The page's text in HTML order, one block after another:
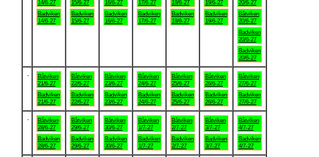
14/6-27
Badviken
14/6-27
15/6-27
Badviken
15/6-27
16/6-27
Badviken
16/6-27
17/6-27
Badviken
17/6-27
18/6-27
Badviken
18/6-27
19/6-27
Badviken
19/6-27
20/6-27
Båtviken
20/6-27
Badviken
20/6-27
Badviken
20/6-27
Båtviken
21/6-27
Badviken
21/6-27
Båtviken
22/6-27
Badviken
22/6-27
Båtviken
23/6-27
Badviken
23/6-27
Båtviken
24/6-27
Badviken
24/6-27
Båtviken
25/6-27
Badviken
25/6-27
Båtviken
26/6-27
Badviken
26/6-27
Båtviken
27/6-27
Badviken
27/6-27
Båtviken
28/6-27
Badviken
28/6-27
Båtviken
29/6-27
Badviken
29/6-27
Båtviken
30/6-27
Badviken
30/6-27
Båtviken
1/7-27
Badviken
1/7-27
Båtviken
2/7-27
Badviken
2/7-27
Båtviken
3/7-27
Badviken
3/7-27
Båtviken
4/7-27
Badviken
4/7-27